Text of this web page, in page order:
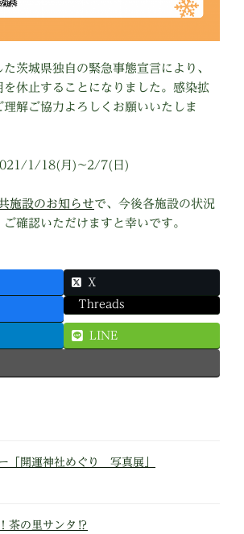
茨城県独自の緊急事態宣言により、
を休止することになりました。感染拡
解ご協力よろしくお願いいたしま
1/18(月)~2/7(日)
施設のお知らせで、今後各施設の状況
確認いただけますと幸いです。
X
Threads
LINE
「開運神社めぐり 写真展」
茶の里サンタ⁉︎